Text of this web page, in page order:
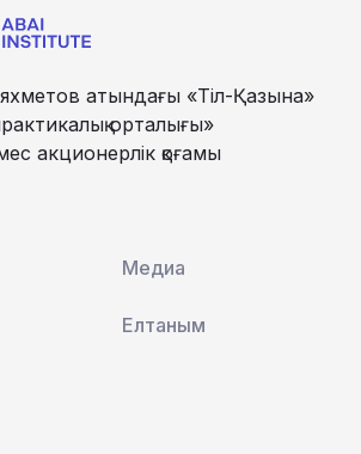
атындағы «Тіл-Қазына»
орталығы»
акционерлік қоғамы
Медиа
Елтаным